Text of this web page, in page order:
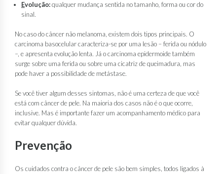
Evolução:qualquer mudança sentida no tamanho, forma ou cor do
sinal.
No caso do câncer não melanoma, existem dois tipos principais. O
carcinoma basocelular caracteriza-se por uma lesão – ferida ou nódulo
–, e apresenta evolução lenta. Já o carcinoma epidermoide também
surge sobre uma ferida ou sobre uma cicatriz de queimadura, mas
pode haver a possibilidade de metástase.
Se você tiver algum desses sintomas, não é uma certeza de que você
está com câncer de pele. Na maioria dos casos não é o que ocorre,
inclusive. Mas é importante fazer um acompanhamento médico para
evitar qualquer dúvida.
Prevenção
Os cuidados contra o câncer de pele são bem simples, todos ligados à